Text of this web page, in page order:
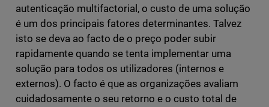
autenticação multifactorial, o custo de uma solução
é um dos principais fatores determinantes. Talvez
isto se deva ao facto de o preço poder subir
rapidamente quando se tenta implementar uma
solução para todos os utilizadores (internos e
externos). O facto é que as organizações avaliam
cuidadosamente o seu retorno e o custo total de